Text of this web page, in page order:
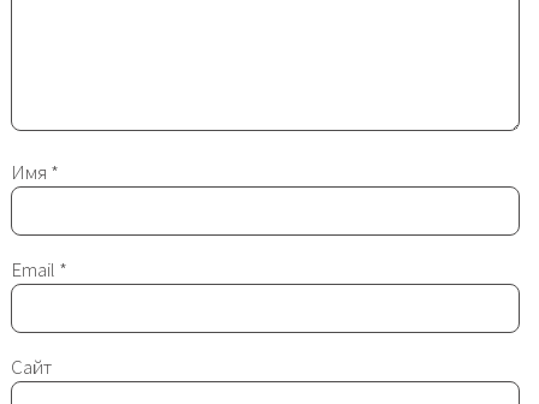
Имя *
Email *
Сайт